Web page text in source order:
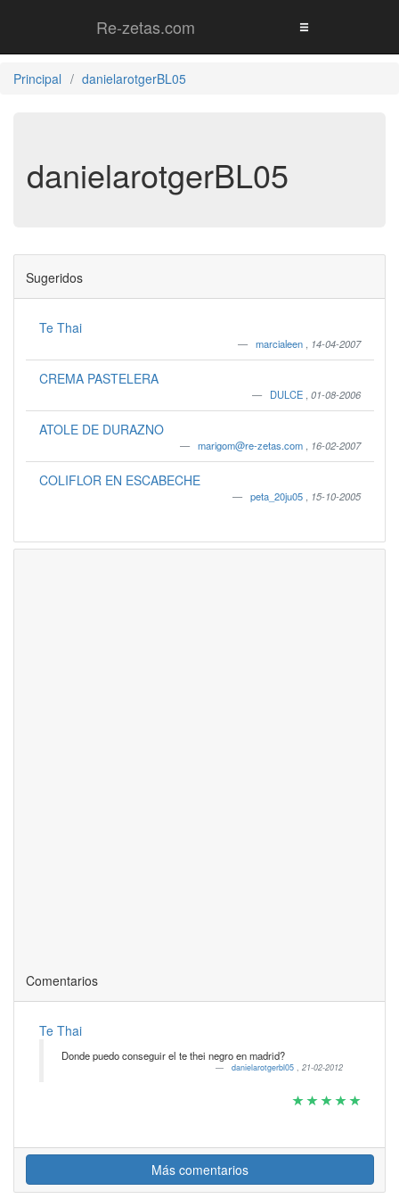
Re-zetas.com
Principal danielarotgerBL05
danielarotgerBL05
Sugeridos
Te Thai
marcialeen 14-04-2007
CREMA PASTELERA
DULCE 01-08-2006
ATOLE DE DURAZNO
marigom@re-zetas.com 16-02-2007
COLIFLOR EN ESCABECHE
peta_20ju05 15-10-2005
Comentarios
Te Thai
Donde puedo conseguir el te thei negro en madrid?
danielarotgerbl05 , 21-02-2012
Más comentarios